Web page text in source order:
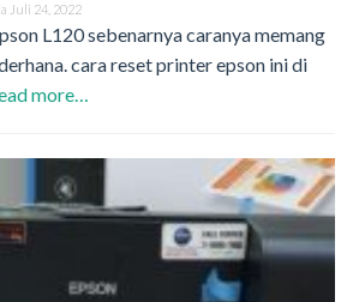
Juli 24, 2022
L120 sebenarnya caranya memang
cara reset printer epson ini di
more…